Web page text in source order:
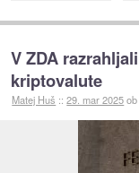
V ZDA
kriptovalute
Matej Huš ::29. mar 2025